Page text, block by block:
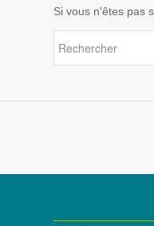
Si vous n'êtes pas